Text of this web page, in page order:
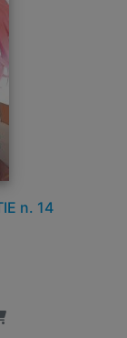
n. 14